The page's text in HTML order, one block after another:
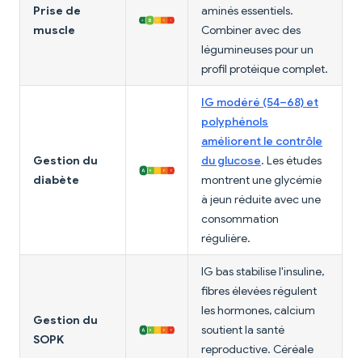
Prise de
muscle
aminés essentiels.
Combiner avec des
légumineuses pour un
profil protéique complet.
Gestion du
diabète
IG modéré (54–68) et
polyphénols
améliorent le contrôle
du glucose. Les études
montrent une glycémie
à jeun réduite avec une
consommation
régulière.
Gestion du
SOPK
IG bas stabilise l'insuline,
fibres élevées régulent
les hormones, calcium
soutient la santé
reproductive. Céréale